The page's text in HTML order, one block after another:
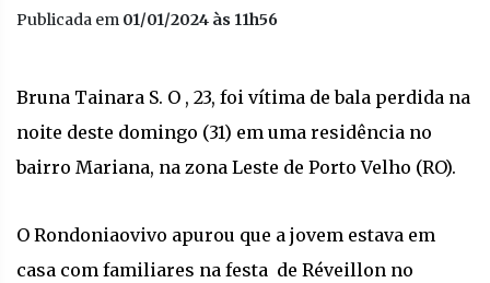
Publicada em 01/01/2024 às 11h56
Bruna Tainara S. O , 23, foi vítima de bala perdida na
noite deste domingo (31) em uma residência no
bairro Mariana, na zona Leste de Porto Velho (RO).
O Rondoniaovivo apurou que a jovem estava em
casa com familiares na festa de Réveillon no